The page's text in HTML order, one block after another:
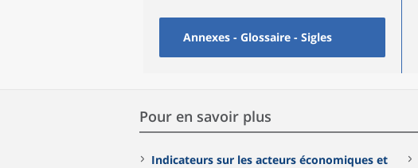
Annexes - Glossaire - Sigles
Pour en savoir plus
Indicateurs sur les acteurs économiques et